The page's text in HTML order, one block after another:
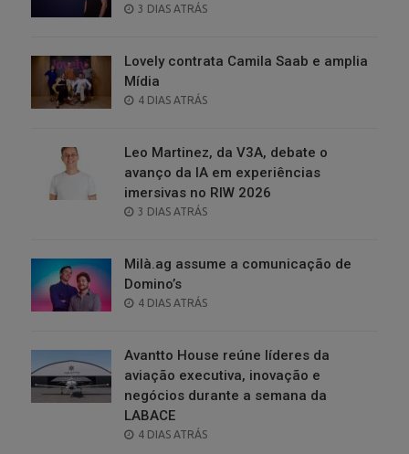
POSTED
3 DIAS ATRÁS
Lovely contrata Camila Saab e amplia
Mídia
POSTED
4 DIAS ATRÁS
Leo Martinez, da V3A, debate o
avanço da IA em experiências
imersivas no RIW 2026
POSTED
3 DIAS ATRÁS
Milà.ag assume a comunicação de
Domino’s
POSTED
4 DIAS ATRÁS
Avantto House reúne líderes da
aviação executiva, inovação e
negócios durante a semana da
LABACE
POSTED
4 DIAS ATRÁS